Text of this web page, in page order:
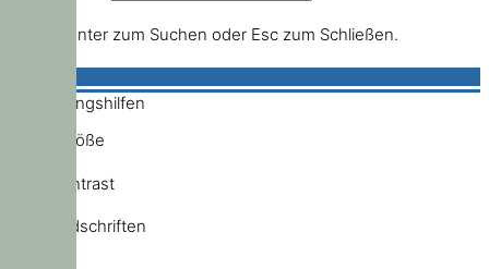
Drücke Enter zum Suchen oder Esc zum Schließen.
Bedienungshilfen
Schriftgröße
Hochkontrast
Standardschriften